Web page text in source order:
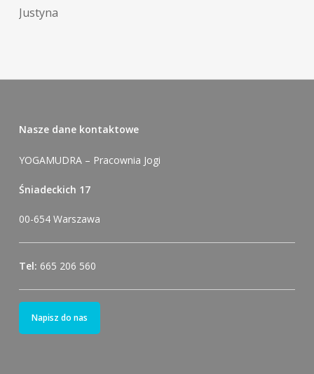
Justyna
Nasze dane kontaktowe
YOGAMUDRA – Pracownia Jogi
Śniadeckich 17
00-654 Warszawa
Tel: 665 206 560
Napisz do nas